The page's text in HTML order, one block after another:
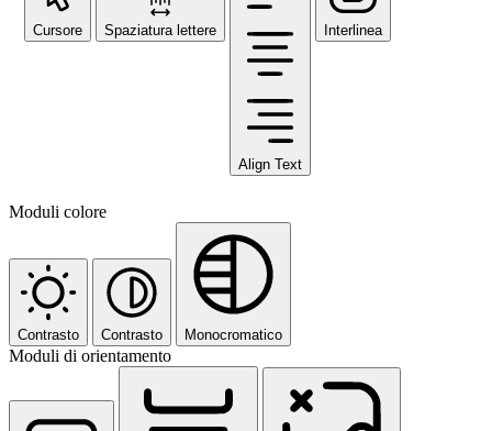
Cursore Spaziatura lettere
Align Text
Interlinea
Moduli colore
Contrasto Contrasto Monocromatico
Moduli di orientamento